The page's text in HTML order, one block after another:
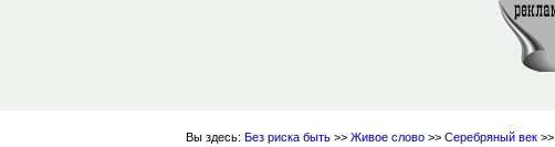
Вы здесь: Без риска быть>> Живое слово>> Серебряный век>>